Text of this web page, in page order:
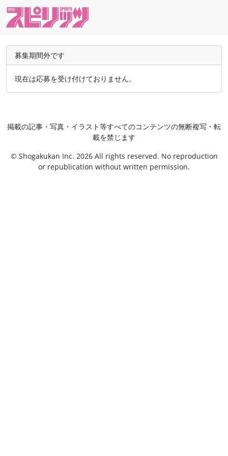
募集期間外です
現在は応募を受け付けておりません。
掲載の記事・写真・イラスト等すべてのコンテンツの無断複写・転
載を禁じます
© Shogakukan Inc. 2026 All rights reserved. No reproduction
or republication without written permission.